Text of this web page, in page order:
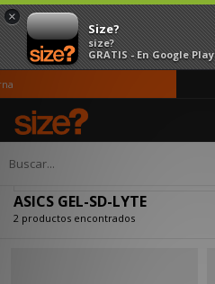
×
Size?
size?
GRATIS - En Google Play
Página principal
ASICS GEL-SD-LYTE
2 productos encontrados